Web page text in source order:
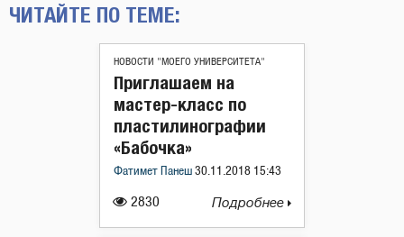
ЧИТАЙТЕ ПО ТЕМЕ:
НОВОСТИ "МОЕГО УНИВЕРСИТЕТА"
2830
Приглашаем на
мастер-класс по
пластилинографии
«Бабочка»
Фатимет Панеш 30.11.2018 15:43
Подробнее